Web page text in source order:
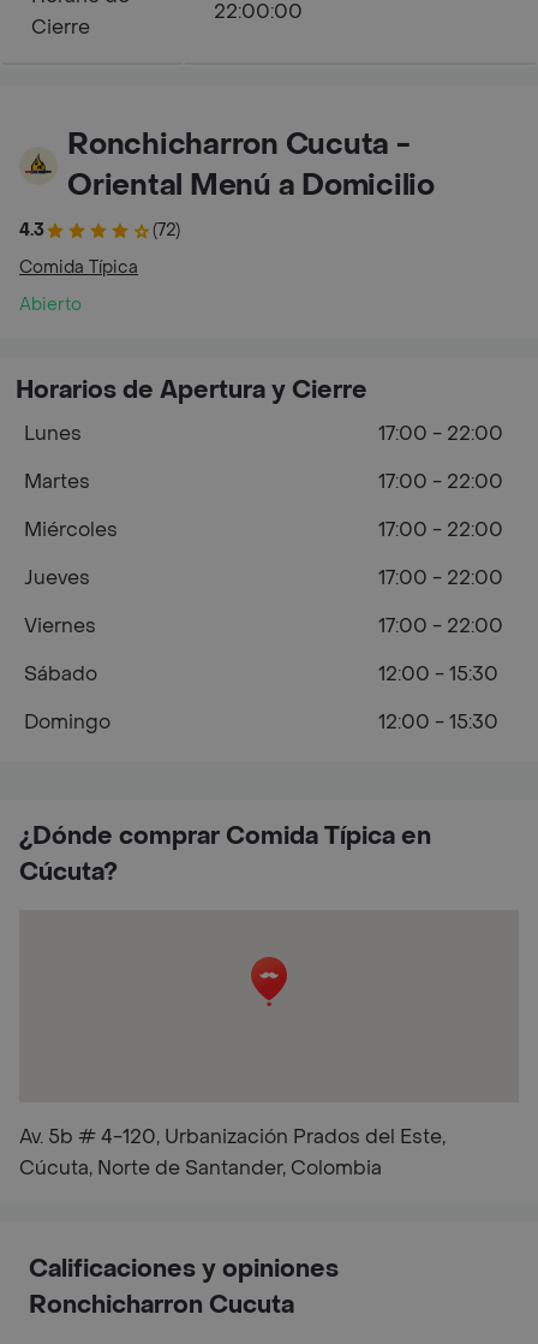
Cierre
22:00:00
Ronchicharron Cucuta -
Oriental Menú a Domicilio
4.3
(72)
Comida Típica
Abierto
¿Dónde comprar Comida Típica en
Cúcuta?
Av. 5b # 4-120, Urbanización Prados del Este,
Cúcuta, Norte de Santander, Colombia
Horarios de Apertura y Cierre
Lunes
17:00 - 22:00
Martes
17:00 - 22:00
Miércoles
17:00 - 22:00
Jueves
17:00 - 22:00
Viernes
17:00 - 22:00
Sábado
12:00 - 15:30
Domingo
12:00 - 15:30
Calificaciones y opiniones
Ronchicharron Cucuta